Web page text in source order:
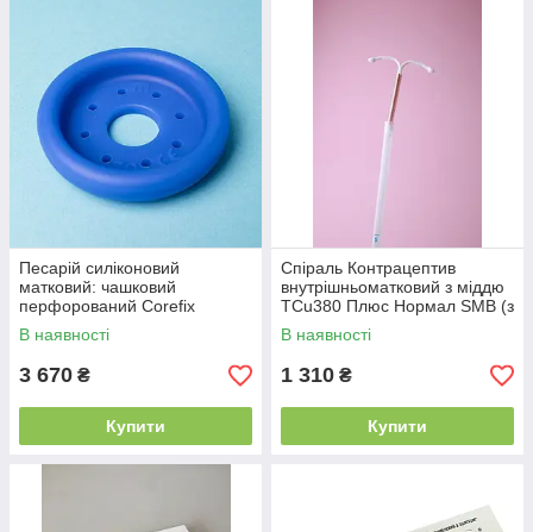
Песарій силіконовий
матковий: чашковий
перфорований Corefix
В наявності
3 670 ₴
Купити
Спіраль Контрацептив
внутрішньоматковий з міддю
ТCu380 Плюс Нормал SMB (з
маточним зондом)
В наявності
1 310 ₴
Купити